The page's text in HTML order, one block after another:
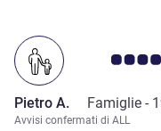
Giudizio
Pietro A. Famiglie -
Avvisi confermati di ALL